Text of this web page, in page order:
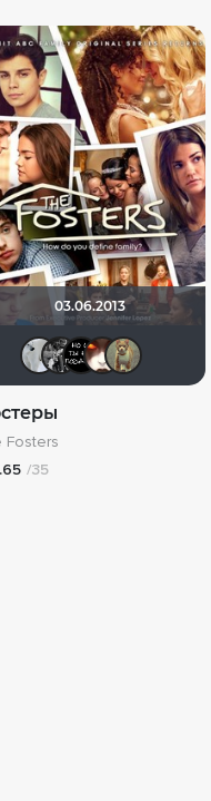
03.06.2013
Fosters
/35